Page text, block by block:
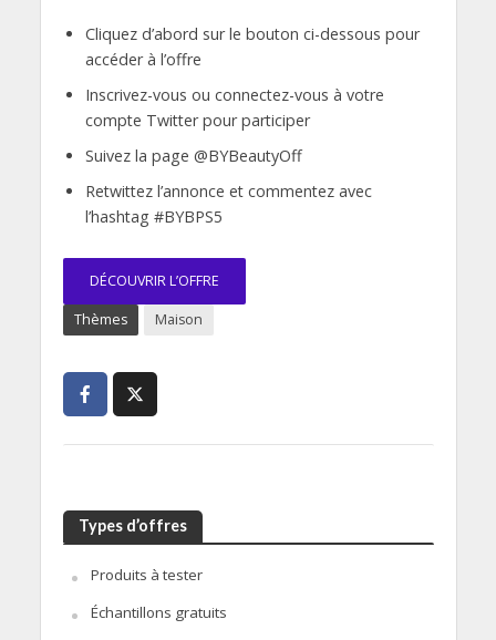
Cliquez d’abord sur le bouton ci-dessous pour
accéder à l’offre
Inscrivez-vous ou connectez-vous à votre
compte Twitter pour participer
Suivez la page @BYBeautyOff
Retwittez l’annonce et commentez avec
l’hashtag #BYBPS5
DÉCOUVRIR L’OFFRE
Thèmes Maison
Types d’offres
Produits à tester
Échantillons gratuits